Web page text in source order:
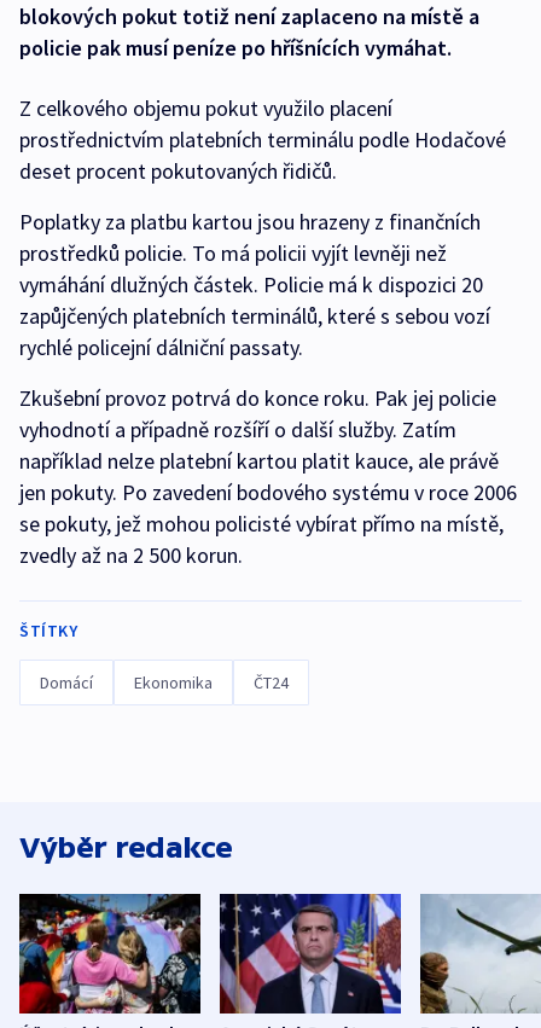
blokových pokut totiž není zaplaceno na místě a
policie pak musí peníze po hříšnících vymáhat.
Z celkového objemu pokut využilo placení
prostřednictvím platebních terminálu podle Hodačové
deset procent pokutovaných řidičů.
Poplatky za platbu kartou jsou hrazeny z finančních
prostředků policie. To má policii vyjít levněji než
vymáhání dlužných částek. Policie má k dispozici 20
zapůjčených platebních terminálů, které s sebou vozí
rychlé policejní dálniční passaty.
Zkušební provoz potrvá do konce roku. Pak jej policie
vyhodnotí a případně rozšíří o další služby. Zatím
například nelze platební kartou platit kauce, ale právě
jen pokuty. Po zavedení bodového systému v roce 2006
se pokuty, jež mohou policisté vybírat přímo na místě,
zvedly až na 2 500 korun.
ŠTÍTKY
Domácí Ekonomika ČT24
Výběr redakce